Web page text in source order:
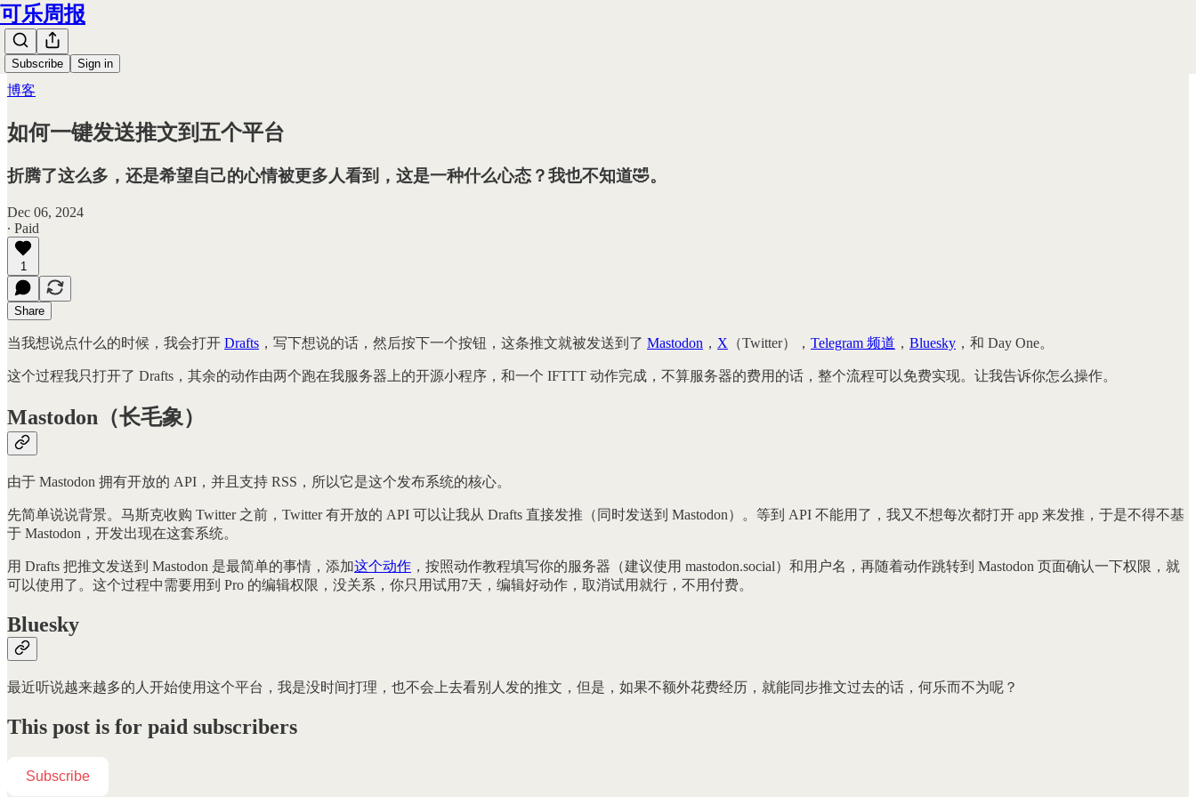
可乐周报
Subscribe Sign in
博客
如何一键发送推文到五个平台
折腾了这么多，还是希望自己的心情被更多人看到，这是一种什么心态？我也不知道🤣。
Dec 06, 2024
∙ Paid
1
Share
当我想说点什么的时候，我会打开 Drafts ，写下想说的话，然后按下一个按钮，这条推文就被发送到了 Mastodon ， X （Twitter）， Telegram 频道 ， Bluesky ，和 Day One。
这个过程我只打开了 Drafts，其余的动作由两个跑在我服务器上的开源小程序，和一个 IFTTT 动作完成，不算服务器的费用的话，整个流程可以免费实现。让我告诉你怎么操作。
Mastodon（长毛象）
由于 Mastodon 拥有开放的 API，并且支持 RSS，所以它是这个发布系统的核心。
先简单说说背景。马斯克收购 Twitter 之前，Twitter 有开放的 API 可以让我从 Drafts 直接发推（同时发送到 Mastodon）。等到 API 不能用了，我又不想每次都打开 app 来发推，于是不得不基
于 Mastodon，开发出现在这套系统。
用 Drafts 把推文发送到 Mastodon 是最简单的事情，添加这个动作 ，按照动作教程填写你的服务器（建议使用 mastodon.social）和用户名，再随着动作跳转到 Mastodon 页面确认一下权限，就
可以使用了。这个过程中需要用到 Pro 的编辑权限，没关系，你只用试用7天，编辑好动作，取消试用就行，不用付费。
Bluesky
最近听说越来越多的人开始使用这个平台，我是没时间打理，也不会上去看别人发的推文，但是，如果不额外花费经历，就能同步推文过去的话，何乐而不为呢？
This post is for paid subscribers
Subscribe